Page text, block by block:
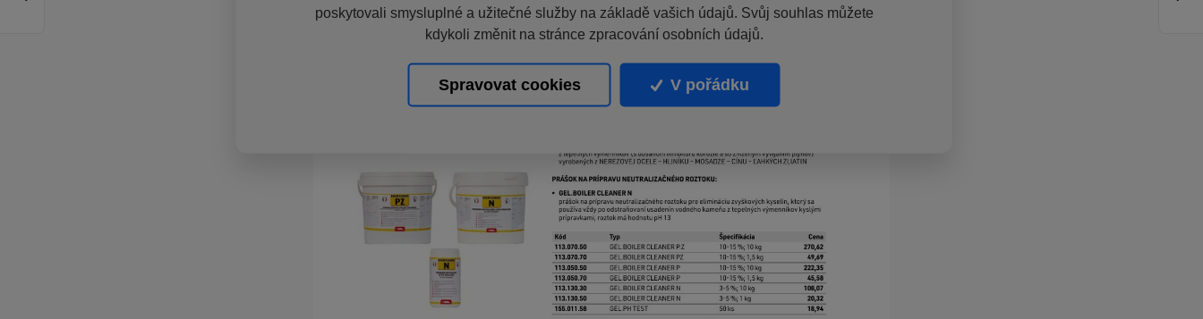
poskytovali smysluplné a užitečné služby na základě vašich údajů. Svůj souhlas můžete
kdykoli změnit na stránce zpracování osobních údajů.
Spravovat cookies V pořádku